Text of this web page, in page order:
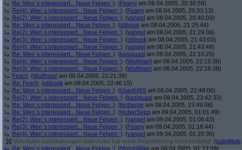
Re: Wen´s interessiert... Neue Felgen ;) (Fearry am 08.04.2005, 20:30:59)
Re(4): Wen´s interessiert... Neue Felgen ;) (Fearry am 08.04.2005, 20:33:13)
Re(2): Wen´s interessiert... Neue Felgen ;) (yangel am 08.04.2005, 20:40:03)
Re: Wen´s interessiert... Neue Felgen ;) (olibook am 08.04.2005, 21:25:44)
Re(2): Wen´s interessiert... Neue Felgen ;) (yangel am 08.04.2005, 21:29:38)
Re(3): Wen´s interessiert... Neue Felgen ;) (olibook am 08.04.2005, 21:43:03)
Re(4): Wen´s interessiert... Neue Felgen ;) (yangel am 08.04.2005, 21:43:48)
Re: Wen´s interessiert... Neue Felgen ;) (kasiquasi am 08.04.2005, 22:10:25)
Re(4): Wen´s interessiert... Neue Felgen ;) (Wulfman! am 08.04.2005, 22:15:36)
Re(3): Wen´s interessiert... Neue Felgen ;) (Wulfman! am 08.04.2005, 22:16:38)
Fesch (Wulfman! am 08.04.2005, 22:21:39)
Re: Fesch (olibook am 08.04.2005, 22:46:15)
Re: Wen´s interessiert... Neue Felgen ;) (User6465 am 08.04.2005, 22:49:06)
Re(2): Wen´s interessiert... Neue Felgen ;) (kasiquasi am 08.04.2005, 23:42:33)
Re: Wen´s interessiert... Neue Felgen ;) (tenberge am 08.04.2005, 23:49:08)
Re: Wen´s interessiert... Neue Felgen ;) (HuberSepp am 09.04.2005, 01:01:49)
Re(2): Wen´s interessiert... Neue Felgen ;) (yangel am 09.04.2005, 01:06:43)
Re(3): Wen´s interessiert... Neue Felgen ;) (Fearry am 09.04.2005, 01:18:44)
Re(4): Wen´s interessiert... Neue Felgen ;) (yangel am 09.04.2005, 01:20:36)
Vom Autor zurückgezogen oder Autor hat seine Registrierung nicht bestätigt (substitute
Re: Wen´s interessiert... Neue Felgen ;) (MorphMike am 09.04.2005, 01:23:09)